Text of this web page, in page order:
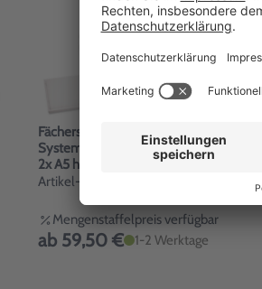
Fächersystem A4 quer Griffsicht-
System, 6 Fächer für A4 quer oder
2x A5 hoch 6 Fächer
Artikel-Nr: 4070053
Mengenstaffelpreis verfügbar
ab 59,50 € 1-2 Werktage